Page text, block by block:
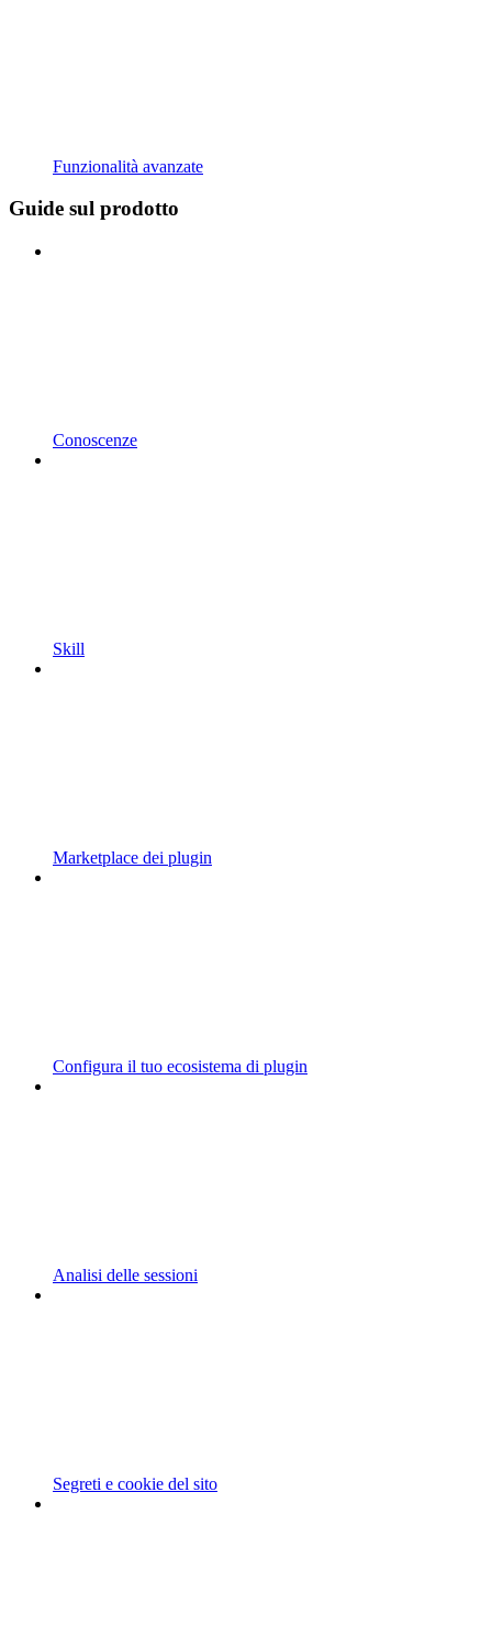
Funzionalità avanzate
Guide sul prodotto
Conoscenze
Skill
Marketplace dei plugin
Configura il tuo ecosistema di plugin
Analisi delle sessioni
Segreti e cookie del sito